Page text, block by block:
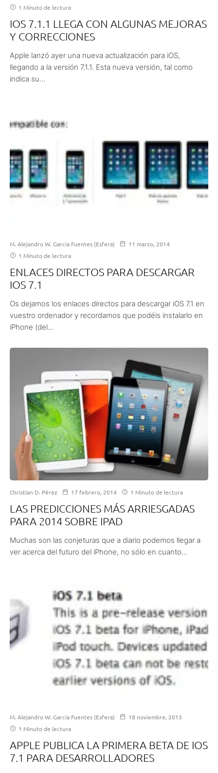
1 Minuto de lectura
IOS 7.1.1 LLEGA CON ALGUNAS MEJORAS
Y CORRECCIONES
Apple lanzó ayer una nueva actualización para iOS,
llegando a la versión 7.1.1. Esta nueva versión, tal como
indica su...
M. Alejandro W. García Fuentes (Esfera)
11 marzo, 2014
1 Minuto de lectura
ENLACES DIRECTOS PARA DESCARGAR
IOS 7.1
Os dejamos los enlaces directos para descargar iOS 7.1 en
vuestro ordenador y recordamos que podéis instalarlo en
iPhone (del...
Christian D. Pérez 17 febrero, 2014 1 Minuto de lectura
LAS PREDICCIONES MÁS ARRIESGADAS
PARA 2014 SOBRE IPAD
Muchas son las conjeturas que a diario podemos llegar a
ver acerca del futuro del iPhone, no sólo en cuanto...
M. Alejandro W. García Fuentes (Esfera)
18 noviembre, 2013
1 Minuto de lectura
APPLE PUBLICA LA PRIMERA BETA DE IOS
7.1 PARA DESARROLLADORES